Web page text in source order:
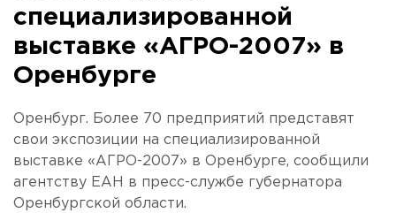
специализированной
выставке «АГРО-2007» в
Оренбурге
Оренбург. Более 70 предприятий представят
свои экспозиции на специализированной
выставке «АГРО-2007» в Оренбурге, сообщили
агентству ЕАН в пресс-службе губернатора
Оренбургской области.